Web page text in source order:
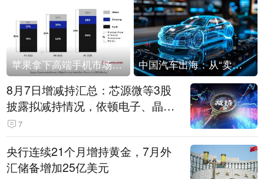
苹果拿下高端手机市场65%的份额：iPhone 17系列功不可没 中国汽车出海：从“卖出去”到“走进去”
8月7日增减持汇总：芯源微等3股
披露拟减持情况，依顿电子、晶华
微拟增持（表）
7
央行连续21个月增持黄金，7月外
汇储备增加25亿美元